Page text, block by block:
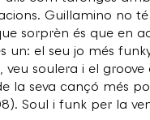
Guillamino no
sorprèn és que en
un: el seu jo més
veu soulera i el groove
la seva cançó més
Soul i funk per la